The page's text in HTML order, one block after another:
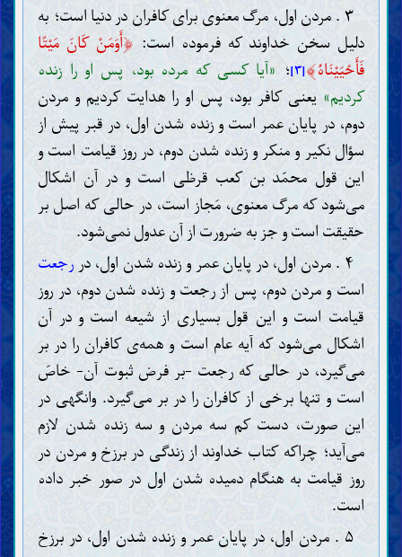
۳ . مردن اول، مرگ معنوی برای کافران در دنیا است؛ به
دلیل سخن خداوند که فرموده است: ﴿أَوَمَنْ كَانَ مَيْتًا
فَأَحْيَيْنَاهُ﴾[۳] ؛ «آیا کسی که مرده بود، پس او را زنده
کردیم» یعنی کافر بود، پس او را هدایت کردیم و مردن
دوم، در پایان عمر است و زنده شدن اول، در قبر پیش از
سؤال نکیر و منکر و زنده شدن دوم، در روز قیامت است و
این قول محمّد بن کعب قرظی است و در آن اشکال
می‌شود که مرگ معنوی، مَجاز است، در حالی که اصل بر
حقیقت است و جز به ضرورت از آن عدول نمی‌شود.
۴ . مردن اول، در پایان عمر و زنده شدن اول، در
رجعت
است و مردن دوم، پس از رجعت و زنده شدن دوم، در روز
قیامت است و این قول بسیاری از شیعه است و در آن
اشکال می‌شود که آیه عام است و همه‌ی کافران را در بر
می‌گیرد، در حالی که رجعت -بر فرض ثبوت آن- خاصّ
است و تنها برخی از کافران را در بر می‌گیرد. وانگهی در
این صورت، دست کم سه مردن و سه زنده شدن لازم
می‌آید؛ چراکه کتاب خداوند از زندگی در برزخ و مردن در
روز قیامت به هنگام دمیده شدن اول در صور خبر داده
است.
۵ . مردن اول، در پایان عمر و زنده شدن اول، در برزخ